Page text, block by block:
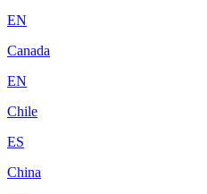
EN
Canada
EN
Chile
ES
China